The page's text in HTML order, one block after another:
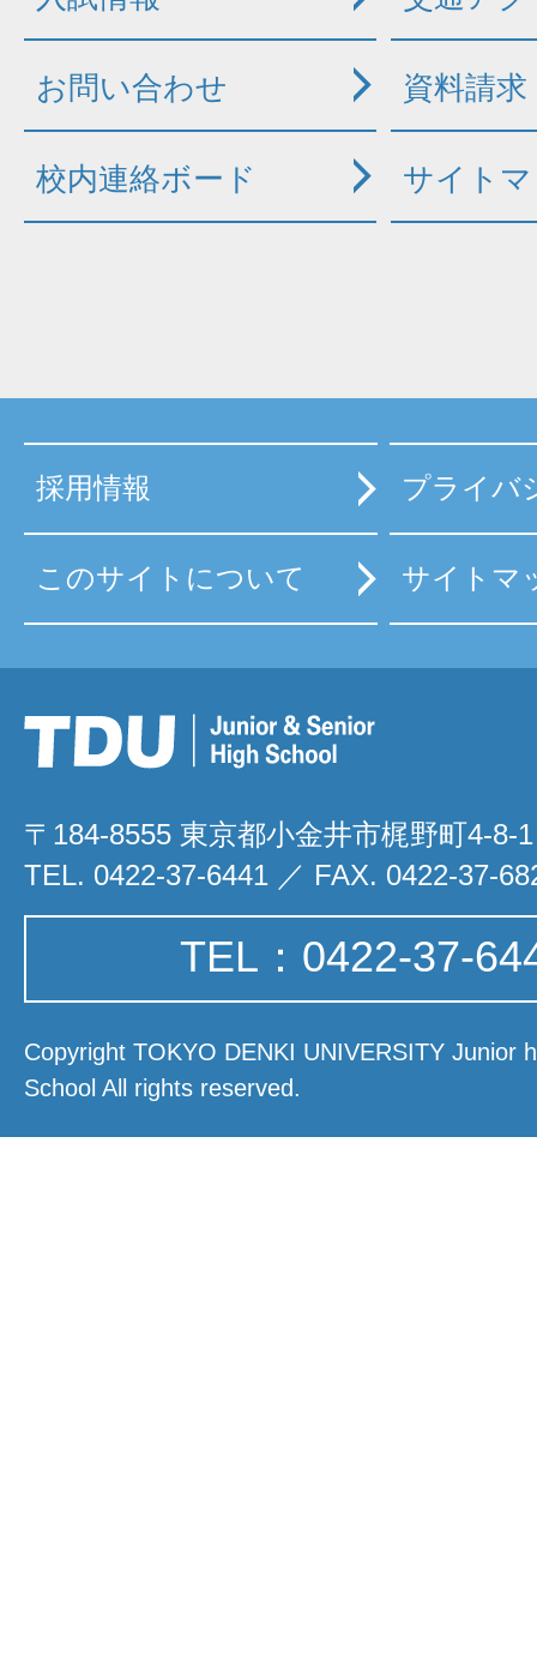
お問い合わせ 資料請求
校内連絡ボード サイト
採用情報 プライバ
このサイトについて サイトマ
〒184-8555 東京都小金井市梶野町4-8-1
TEL. 0422-37-6441 ／ FAX. 0422-37-
TEL：0422-37-
Copyright TOKYO DENKI UNIVERSITY Junior
School All rights reserved.